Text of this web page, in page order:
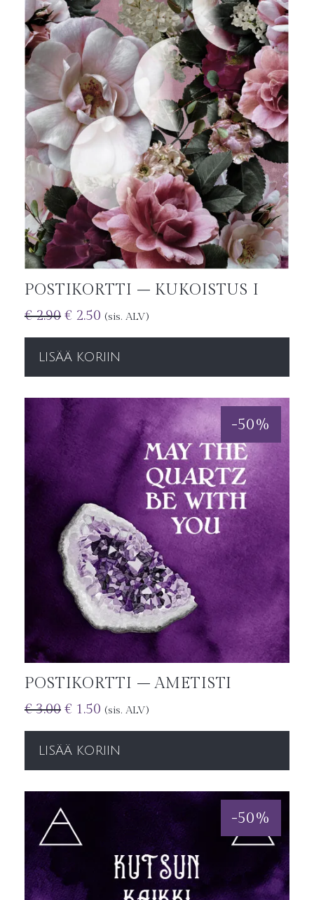
POSTIKORTTI – KUKOISTUS I
€2.90 € 2.50 (sis. ALV)
LISÄÄ KORIIN
-50%
POSTIKORTTI – AMETISTI
€3.00 € 1.50 (sis. ALV)
LISÄÄ KORIIN
-50%